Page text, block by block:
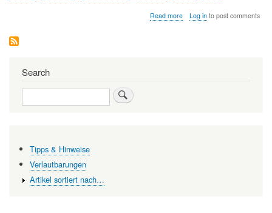
Read moreabout
Schrumpfen
Spitzmaus
Log into post comments
Search
Search
Tipps & Hinweise
Verlautbarungen
Artikel sortiert nach…